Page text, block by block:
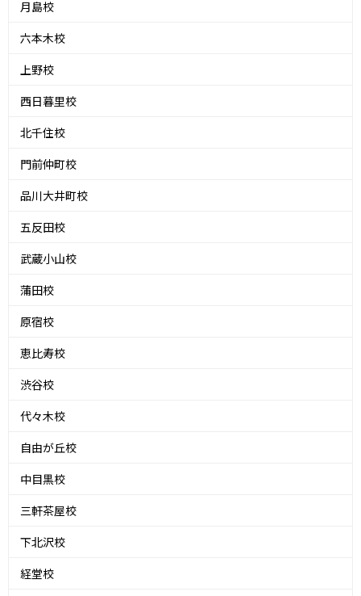
月島校
六本木校
上野校
西日暮里校
北千住校
門前仲町校
品川大井町校
五反田校
武蔵小山校
蒲田校
原宿校
恵比寿校
渋谷校
代々木校
自由が丘校
中目黒校
三軒茶屋校
下北沢校
経堂校